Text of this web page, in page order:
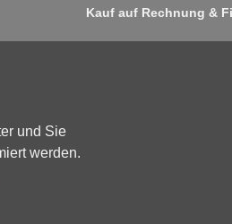
Kauf auf Rechnung &
und Sie
werden.